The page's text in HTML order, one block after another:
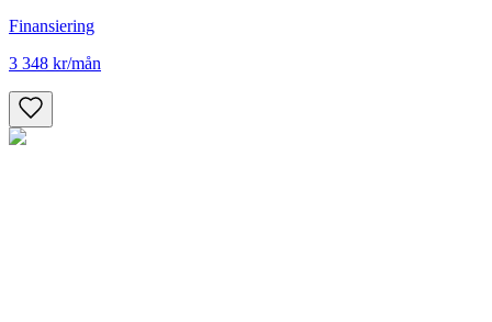
Finansiering
3 348 kr/mån